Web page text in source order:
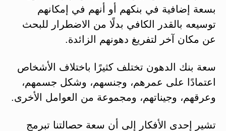
بسعة إضافية في بنكهم أو أنهم في إمكانهم
توسيعه بالقدر الكافي بدلًا من الاضطرار للبحث
عن مكان آخر لتفريغ دهونهم الزائدة.
سعة بنك الدهون تختلف كثيرًا باختلاف الأشخاص
اعتمادًا على عمرهم، وجنسهم، وشكل جسمهم،
وعرقهم، وجيناتهم، ومجموعة من العوامل الأخرى.
تشير إحدى الأفكار إلى أن سعة حصالتنا تبرمج